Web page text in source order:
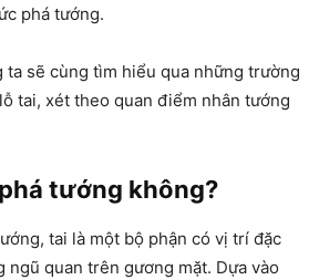
phá tướng.
ta sẽ cùng tìm hiểu qua những trường
tai, xét theo quan điểm nhân tướng
tướng không?
tai là một bộ phận có vị trí đặc
quan trên gương mặt. Dựa vào